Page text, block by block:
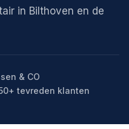
in Bilthoven en de
& CO
tevreden klanten